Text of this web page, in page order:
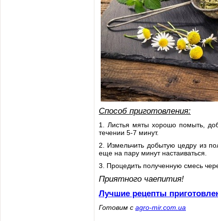
Способ приготовления:
1. Листья мяты хорошо помыть,
течении 5-7 минут.
2. Измельчить добытую цедру из
еще на пару минут настаиваться.
3. Процедить полученную смесь
Приятного чаепития!
Лучшие рецепты
Готовим с agro-mir.com.ua